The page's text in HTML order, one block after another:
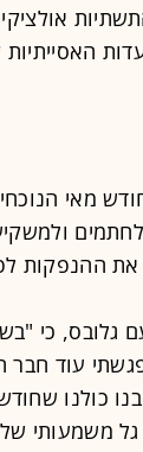
המסעדות
מאי
את ההנפקות
גלובס, כי
עוד חבר
כולנו
גל משמעותי